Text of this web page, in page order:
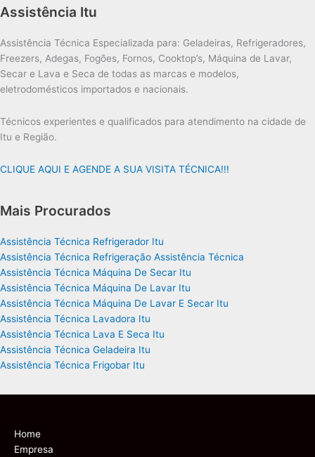
Assistência Itu
Assistência Técnica Especializada para: Geladeiras, Refrigeradores,
Freezers, Adegas, Fogões, Fornos, Cooktop’s, Máquina de Lavar,
Secar e Lava e Seca de todas as marcas e modelos,
eletrodomésticos importados e nacionais.
Técnicos experientes e qualificados para atendimento na cidade de
Itu e Região.
CLIQUE AQUI E AGENDE A SUA VISITA TÉCNICA!!!
Mais Procurados
Assistência Técnica Refrigerador Itu
Assistência Técnica Refrigeração Assistência Técnica
Assistência Técnica Máquina De Secar Itu
Assistência Técnica Máquina De Lavar Itu
Assistência Técnica Máquina De Lavar E Secar Itu
Assistência Técnica Lavadora Itu
Assistência Técnica Lava E Seca Itu
Assistência Técnica Geladeira Itu
Assistência Técnica Frigobar Itu
Home
Empresa